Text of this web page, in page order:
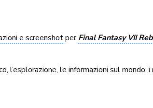
e screenshotperFinal Fantasy VII
le informazioni sul mondo,